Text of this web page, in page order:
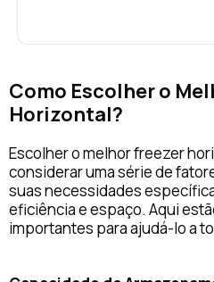
Como Escolher o
Horizontal?
Escolher o melhor freezer
considerar uma série de
suas necessidades
eficiência e espaço. Aqui
importantes para ajudá-lo a